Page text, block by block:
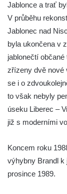
Jablonce a trať
V průběhu
Jablonec nad
byla ukončena v
jablonečtí
zřízeny dvě nové
se i o
to však nebyly
úseku Liberec –
již s moderními
Koncem roku
výhybny Brandl k
prosince 1989.